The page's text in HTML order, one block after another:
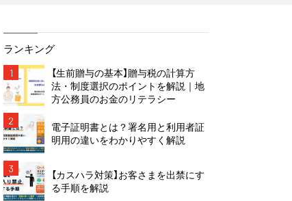
ランキング
1
【生前贈与の基本】贈与税の計算方
法・制度選択のポイントを解説｜地
方公務員のお金のリテラシー
2
電子証明書とは？署名用と利用者証
明用の違いをわかりやすく解説
3
【カスハラ対策】お客さまを出禁にす
る手順を解説